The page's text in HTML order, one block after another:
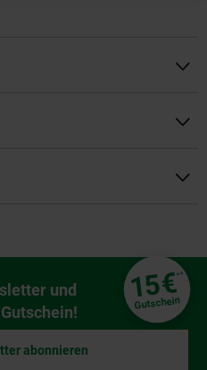
und
15€**
Gutschein
abonnieren